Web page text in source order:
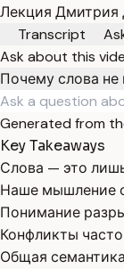
Лекция Дмитрия
Transcript
Ask about this
Почему слова не
Generated from
Key Takeaways
Слова — это
Наше мышление
Понимание
Конфликты
Общая